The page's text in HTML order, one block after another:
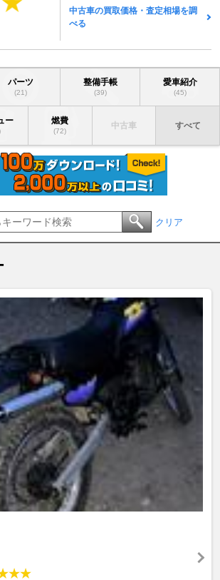
中古車の買取価格・査定相場を調
べる
パーツ
(21)
整備手帳
(39)
愛車紹介
(45)
ー 燃費
(72)
中古車 すべて
クリア